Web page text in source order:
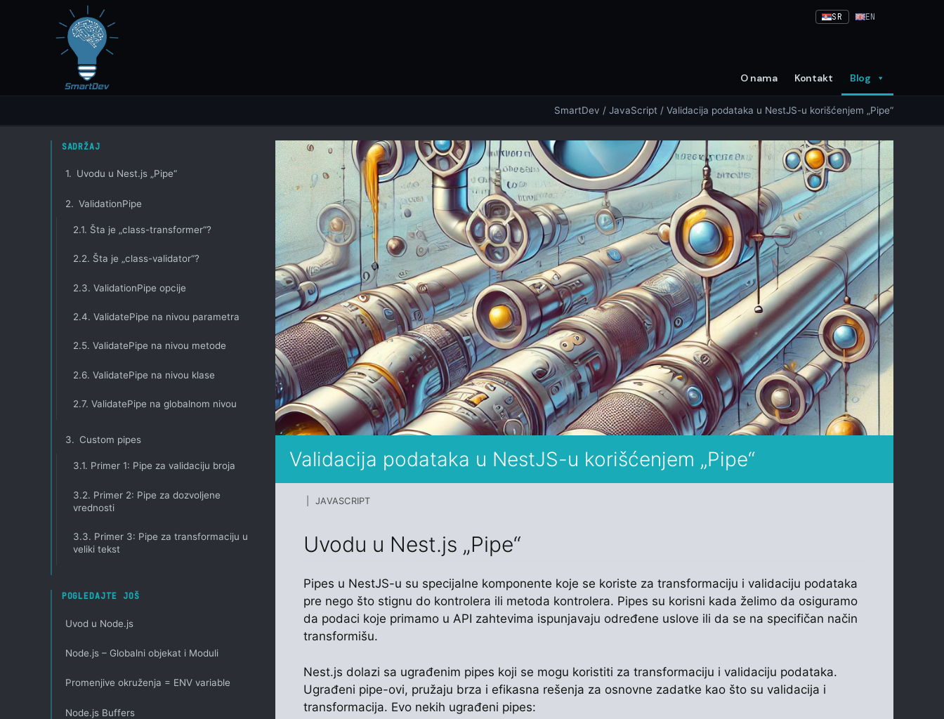
SR EN
O nama Kontakt Blog
SmartDev / JavaScript / Validacija podataka u NestJS-u korišćenjem „Pipe“
Validacija podataka u NestJS-u korišćenjem „Pipe“
| JAVASCRIPT
Uvodu u Nest.js „Pipe“
Pipes u NestJS-u su specijalne komponente koje se koriste za transformaciju i validaciju podataka
pre nego što stignu do kontrolera ili metoda kontrolera. Pipes su korisni kada želimo da osiguramo
da podaci koje primamo u API zahtevima ispunjavaju određene uslove ili da se na specifičan način
transformišu.
Nest.js dolazi sa ugrađenim pipes koji se mogu koristiti za transformaciju i validaciju podataka.
Ugrađeni pipe-ovi, pružaju brza i efikasna rešenja za osnovne zadatke kao što su validacija i
transformacija. Evo nekih ugrađeni pipes:
SADRŽAJ
1. Uvodu u Nest.js „Pipe“
2. ValidationPipe
2.1. Šta je „class-transformer“?
2.2. Šta je „class-validator“?
2.3. ValidationPipe opcije
2.4. ValidatePipe na nivou parametra
2.5. ValidatePipe na nivou metode
2.6. ValidatePipe na nivou klase
2.7. ValidatePipe na globalnom nivou
3. Custom pipes
3.1. Primer 1: Pipe za validaciju broja
3.2. Primer 2: Pipe za dozvoljene
vrednosti
3.3. Primer 3: Pipe za transformaciju u
veliki tekst
POGLEDAJTE JOŠ
Uvod u Node.js
Node.js – Globalni objekat i Moduli
Promenjive okruženja = ENV variable
Node.js Buffers